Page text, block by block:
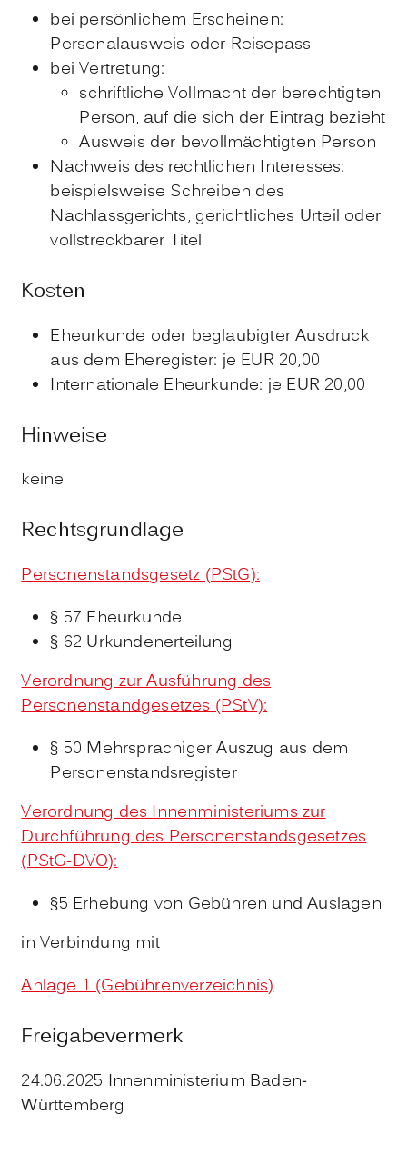
bei persönlichem Erscheinen:
Personalausweis oder Reisepass
bei Vertretung:
schriftliche Vollmacht der berechtigten
Person, auf die sich der Eintrag bezieht
Ausweis der bevollmächtigten Person
Nachweis des rechtlichen Interesses:
beispielsweise Schreiben des
Nachlassgerichts, gerichtliches Urteil oder
vollstreckbarer Titel
Kosten
Eheurkunde oder beglaubigter Ausdruck
aus dem Eheregister: je EUR 20,00
Internationale Eheurkunde: je EUR 20,00
Hinweise
keine
Rechtsgrundlage
Personenstandsgesetz (PStG):
§ 57 Eheurkunde
§ 62 Urkundenerteilung
Verordnung zur Ausführung des
Personenstandgesetzes (PStV):
§ 50 Mehrsprachiger Auszug aus dem
Personenstandsregister
Verordnung des Innenministeriums zur
Durchführung des Personenstandsgesetzes
(PStG-DVO):
§5 Erhebung von Gebühren und Auslagen
in Verbindung mit
Anlage 1 (Gebührenverzeichnis)
Freigabevermerk
24.06.2025 Innenministerium Baden-
Württemberg